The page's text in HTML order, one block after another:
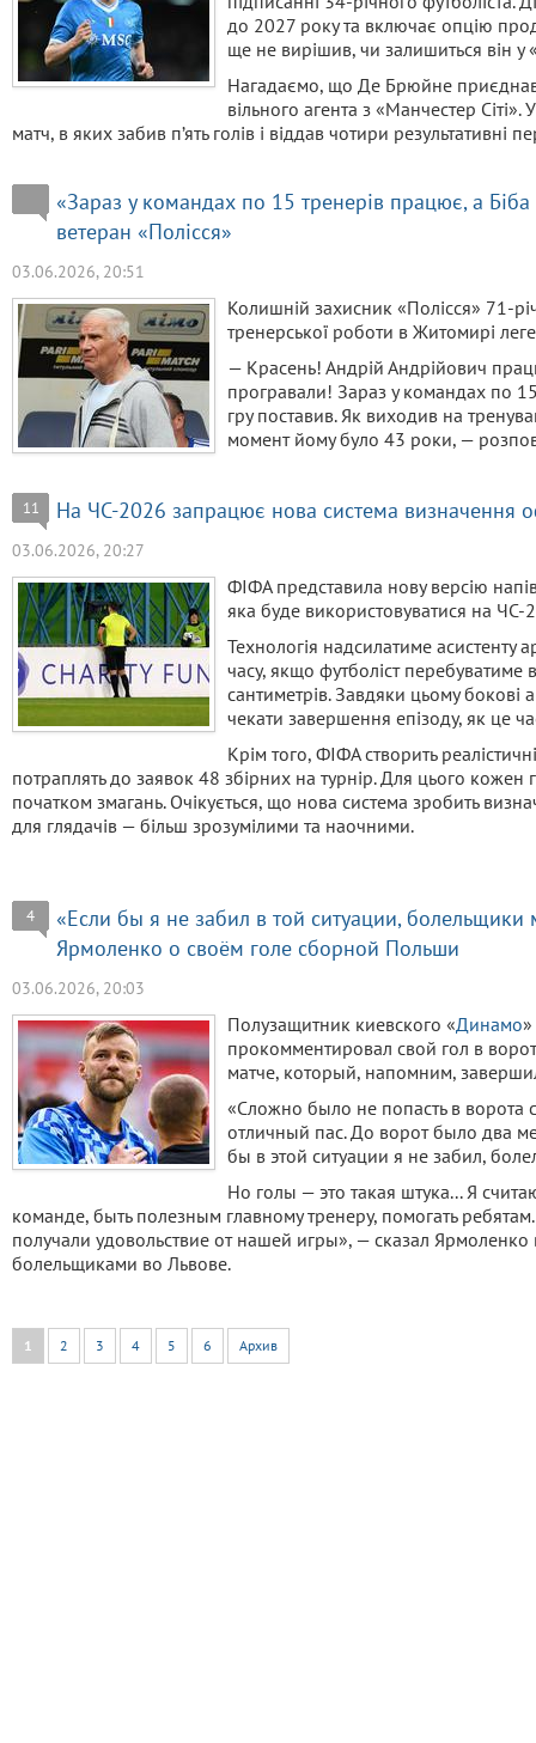
до 2027 року та включає опцію
ще не вирішив, чи залишиться він у
Нагадаємо, що Де Брюйне
вільного агента з «Манчестер Сіті».
матч, в яких забив п’ять голів і віддав чотири результативні
«Зараз у командах по 15 тренерів працює, а
ветеран «Полісся»
03.06.2026, 20:51
Колишній захисник «Полісся» 71-
тренерської роботи в Житомирі
— Красень! Андрій Андрійович
програвали! Зараз у командах по
гру поставив. Як виходив на
момент йому було 43 роки, —
11 На ЧС-2026 запрацює нова система визначення
03.06.2026, 20:27
ФІФА представила нову версію
яка буде використовуватися на
Технологія надсилатиме асистенту
часу, якщо футболіст
сантиметрів. Завдяки цьому
чекати завершення епізоду, як це
Крім того, ФІФА створить
потраплять до заявок 48 збірних на турнір. Для цього
початком змагань. Очікується, що нова система зробить
для глядачів — більш зрозумілими та наочними.
4
«Если бы я не забил в той ситуации,
Ярмоленко о своём голе сборной Польши
03.06.2026, 20:03
Полузащитник киевского «Динамо
прокомментировал свой гол в
матче, который, напомним,
«Cложно было не попасть в ворота
отличный пас. До ворот было два
бы в этой ситуации я не забил,
Но голы — это такая штука... Я
команде, быть полезным главному тренеру, помогать
получали удовольствие от нашей игры», — сказал
болельщиками во Львове.
1 2 3 4 5 6 Архив